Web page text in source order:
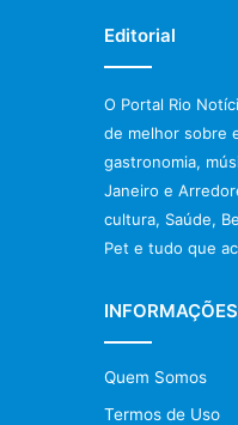
Editorial
O Portal Rio
de melhor sobre
gastronomia,
Janeiro e
cultura, Saúde,
Pet e tudo que
Quem Somos
Termos de Uso